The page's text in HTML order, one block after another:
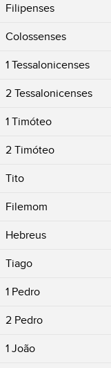
Filipenses
Colossenses
1 Tessalonicenses
2 Tessalonicenses
1 Timóteo
2 Timóteo
Tito
Filemom
Hebreus
Tiago
1 Pedro
2 Pedro
1 João